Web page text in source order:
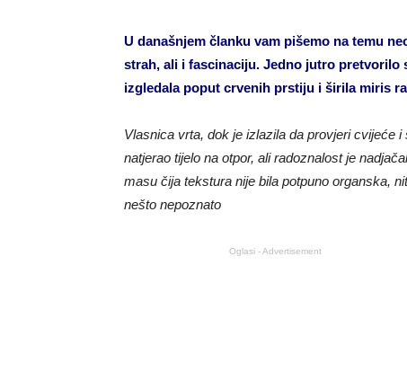
U današnjem članku vam pišemo na temu
strah, ali i fascinaciju. Jedno jutro
izgledala poput crvenih prstiju i širila miris
Vlasnica vrta, dok je izlazila da provjeri cvijeće
natjerao tijelo na otpor, ali radoznalost je
masu čija tekstura nije bila potpuno organska,
nešto nepoznato
Oglasi - Advertisement